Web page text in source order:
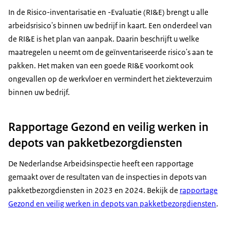
In de Risico-inventarisatie en -Evaluatie (RI&E) brengt u alle
arbeidsrisico's binnen uw bedrijf in kaart. Een onderdeel van
de RI&E is het plan van aanpak. Daarin beschrijft u welke
maatregelen u neemt om de geïnventariseerde risico's aan te
pakken. Het maken van een goede RI&E voorkomt ook
ongevallen op de werkvloer en vermindert het ziekteverzuim
binnen uw bedrijf.
Rapportage Gezond en veilig werken in
depots van pakketbezorgdiensten
De Nederlandse Arbeidsinspectie heeft een rapportage
gemaakt over de resultaten van de inspecties in depots van
pakketbezorgdiensten in 2023 en 2024. Bekijk de rapportage
Gezond en veilig werken in depots van pakketbezorgdiensten.